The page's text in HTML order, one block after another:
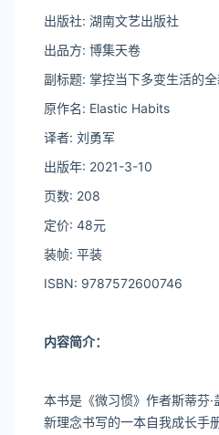
出版社: 湖南文艺出版社
出品方: 博集天卷
副标题: 掌控当下多变生活的
原作名: Elastic Habits
译者: 刘勇军
出版年: 2021-3-10
页数: 208
定价: 48元
装帧: 平装
ISBN: 9787572600746
内容简介：
本书是《微习惯》作者斯蒂芬·
新理念书写的一本自我成长手